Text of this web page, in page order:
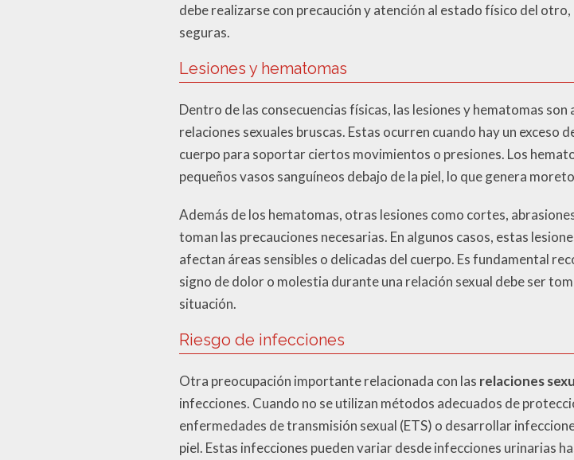
debe realizarse con precaución y atención al estado físico del
seguras.
Lesiones y hematomas
Dentro de las consecuencias físicas, las lesiones y hematomas
relaciones sexuales bruscas. Estas ocurren cuando hay un exceso
cuerpo para soportar ciertos movimientos o presiones. Los
pequeños vasos sanguíneos debajo de la piel, lo que genera
Además de los hematomas, otras lesiones como cortes,
toman las precauciones necesarias. En algunos casos, estas
afectan áreas sensibles o delicadas del cuerpo. Es fundamental
signo de dolor o molestia durante una relación sexual debe ser
situación.
Riesgo de infecciones
Otra preocupación importante relacionada con las relaciones
infecciones. Cuando no se utilizan métodos adecuados de
enfermedades de transmisión sexual (ETS) o desarrollar
piel. Estas infecciones pueden variar desde infecciones urinarias